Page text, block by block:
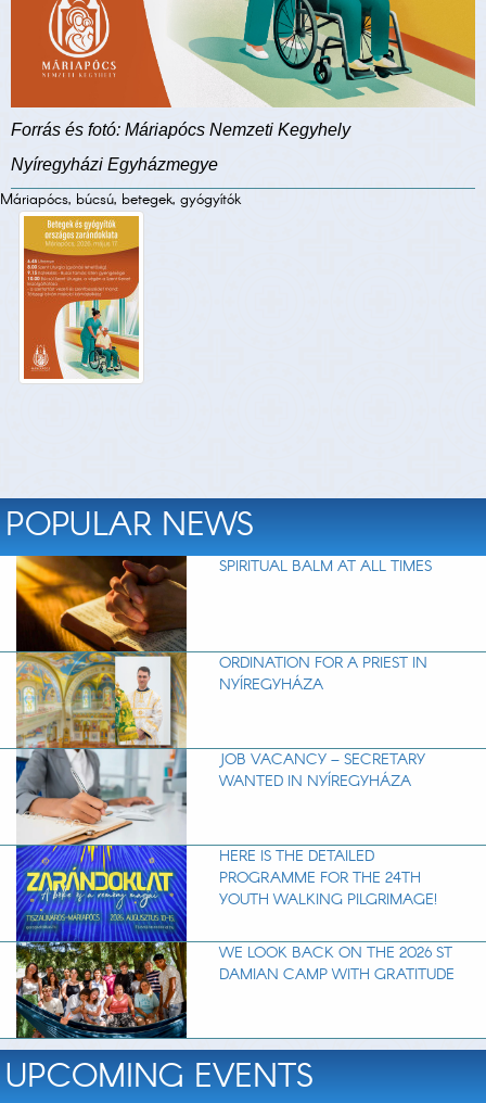
Forrás és fotó: Máriapócs Nemzeti Kegyhely
Nyíregyházi Egyházmegye
Máriapócs, búcsú, betegek, gyógyítók
POPULAR NEWS
SPIRITUAL BALM AT ALL TIMES
ORDINATION FOR A PRIEST IN
NYÍREGYHÁZA
JOB VACANCY – SECRETARY
WANTED IN NYÍREGYHÁZA
HERE IS THE DETAILED
PROGRAMME FOR THE 24TH
YOUTH WALKING PILGRIMAGE!
WE LOOK BACK ON THE 2026 ST
DAMIAN CAMP WITH GRATITUDE
UPCOMING EVENTS